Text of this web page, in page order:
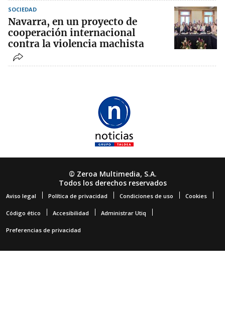
SOCIEDAD
Navarra, en un proyecto de
cooperación internacional
contra la violencia machista
© Zeroa Multimedia, S.A.
Todos los derechos reservados
Aviso legal Política de privacidad Condiciones de uso Cookies
Código ético Accesibilidad Administrar Utiq
Preferencias de privacidad